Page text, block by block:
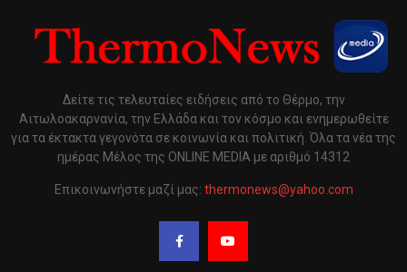
Δείτε τις τελευταίες ειδήσεις από το Θέρμο, την
Αιτωλοακαρνανία, την Ελλάδα και τον κόσμο και ενημερωθείτε
για τα έκτακτα γεγονότα σε κοινωνία και πολιτική. Όλα τα νέα της
ημέρας Μέλος της ONLINE MEDIA με αριθμό 14312
Επικοινωνήστε μαζί μας: thermonews@yahoo.com